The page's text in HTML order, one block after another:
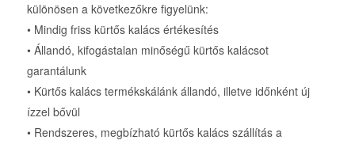
különösen a következőkre figyelünk:
• Mindig friss kürtős kalács értékesítés
• Állandó, kifogástalan minőségű kürtős kalácsot
garantálunk
• Kürtős kalács termékskálánk állandó, illetve időnként új
ízzel bővül
• Rendszeres, megbízható kürtős kalács szállítás a